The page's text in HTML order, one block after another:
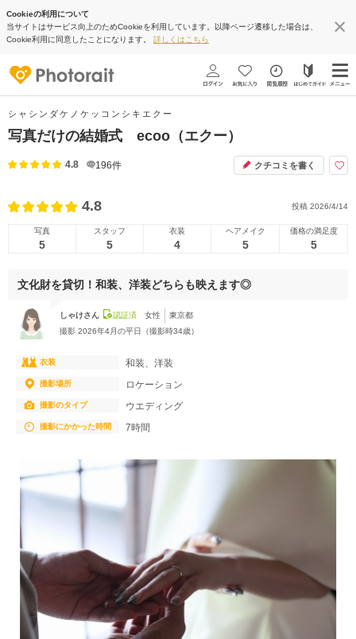
Cookieの利用について
当サイトはサービス向上のためCookieを利用しています。以降ページ遷移した場合は、
Cookie利用に同意したことになります。 詳しくはこちら
シャシンダケノケッコンシキエクー
写真だけの結婚式 ecoo（エクー）
4.8 196件 クチコミを書く
4.8 投稿 2026/4/14
写真
5
スタッフ
5
衣装
4
ヘアメイク
5
価格の満足度
5
文化財を貸切！和装、洋装どちらも映えます◎
しゃけさん 認証済 女性
東京都
撮影 2026年4月の平日（撮影時34歳）
衣装 和装、洋装
撮影場所 ロケーション
撮影のタイプ ウエディング
撮影にかかった時間 7時間